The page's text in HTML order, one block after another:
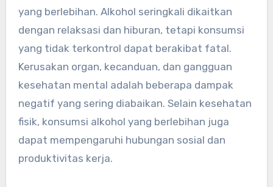
yang berlebihan. Alkohol seringkali dikaitkan
dengan relaksasi dan hiburan, tetapi konsumsi
yang tidak terkontrol dapat berakibat fatal.
Kerusakan organ, kecanduan, dan gangguan
kesehatan mental adalah beberapa dampak
negatif yang sering diabaikan. Selain kesehatan
fisik, konsumsi alkohol yang berlebihan juga
dapat mempengaruhi hubungan sosial dan
produktivitas kerja.